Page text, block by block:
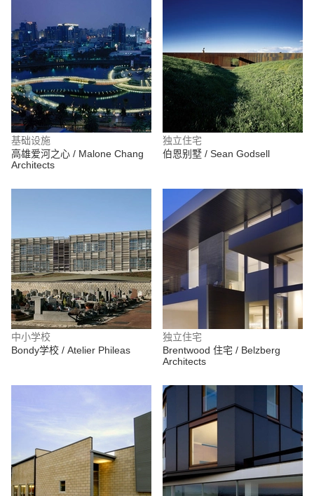
基础设施
高雄爱河之心 / Malone Chang
Architects
独立住宅
伯恩别墅 / Sean Godsell
中小学校
Bondy学校 / Atelier Phileas
独立住宅
Brentwood 住宅 / Belzberg
Architects